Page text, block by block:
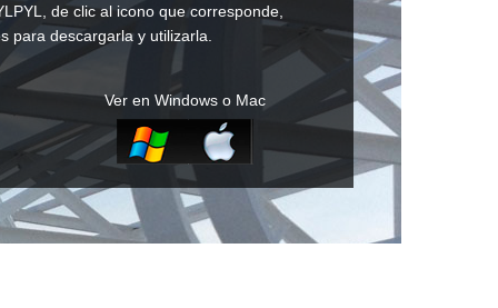
de clic al icono que corresponde,
para descargarla y utilizarla.
Ver en Windows o Mac